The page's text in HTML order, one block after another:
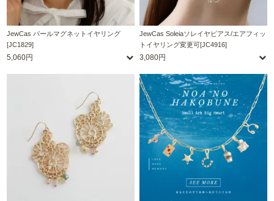
JewCas パールマグネットイヤリング
[JC1829]
5,060円
JewCas Soleiaソレイヤピアス/エアフィッ
トイヤリング変更可[JC4916]
3,080円